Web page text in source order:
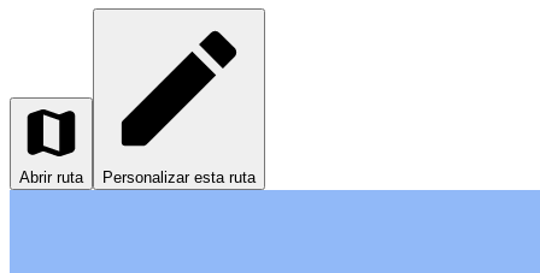
Abrir ruta Personalizar esta ruta